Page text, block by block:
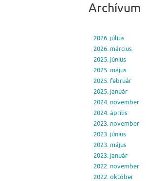
Archívum
2026. július
2026. március
2025. június
2025. május
2025. február
2025. január
2024. november
2024. április
2023. november
2023. június
2023. május
2023. január
2022. november
2022. október